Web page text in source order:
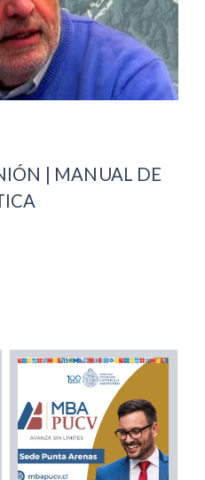
| MANUAL DE